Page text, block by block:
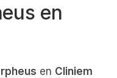
en
en Cliniem